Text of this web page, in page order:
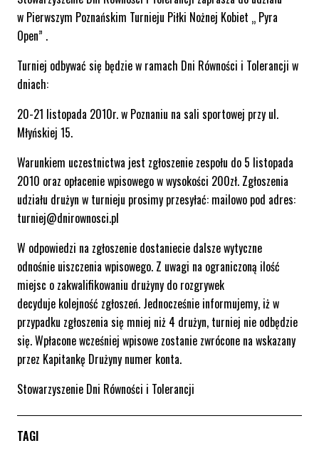
w Pierwszym Poznańskim Turnieju Piłki Nożnej Kobiet „ Pyra
Open” .
Turniej odbywać się będzie w ramach Dni Równości i Tolerancji w
dniach:
20-21 listopada 2010r. w Poznaniu na sali sportowej przy ul.
Młyńskiej 15.
Warunkiem uczestnictwa jest zgłoszenie zespołu do 5 listopada
2010 oraz opłacenie wpisowego w wysokości 200zł. Zgłoszenia
udziału drużyn w turnieju prosimy przesyłać: mailowo pod adres:
turniej@dnirownosci.pl
W odpowiedzi na zgłoszenie dostaniecie dalsze wytyczne
odnośnie uiszczenia wpisowego. Z uwagi na ograniczoną ilość
miejsc o zakwalifikowaniu drużyny do rozgrywek
decyduje kolejność zgłoszeń. Jednocześnie informujemy, iż w
przypadku zgłoszenia się mniej niż 4 drużyn, turniej nie odbędzie
się. Wpłacone wcześniej wpisowe zostanie zwrócone na wskazany
przez Kapitankę Drużyny numer konta.
Stowarzyszenie Dni Równości i Tolerancji
TAGI